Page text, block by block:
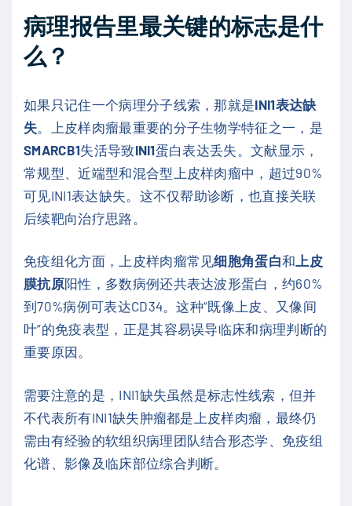
病理报告里最关键的标志是什
么？
如果只记住一个病理分子线索，那就是INI1表达缺
失 。上皮样肉瘤最重要的分子生物学特征之一，是
SMARCB1失活导致INI1蛋白表达丢失。文献显示，
常规型、近端型和混合型上皮样肉瘤中，超过90%
可见INI1表达缺失。这不仅帮助诊断，也直接关联
后续靶向治疗思路。
免疫组化方面，上皮样肉瘤常见细胞角蛋白和 上皮
膜抗原阳性，多数病例还共表达波形蛋白，约60%
到70%病例可表达CD34。这种“既像上皮、又像间
叶”的免疫表型，正是其容易误导临床和病理判断的
重要原因。
需要注意的是，INI1缺失虽然是标志性线索，但并
不代表所有INI1缺失肿瘤都是上皮样肉瘤，最终仍
需由有经验的软组织病理团队结合形态学、免疫组
化谱、影像及临床部位综合判断。